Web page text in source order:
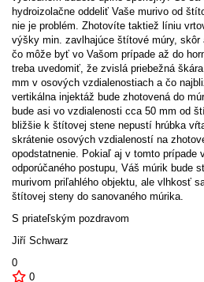
hydroizolačne oddeliť Vaše murivo od
nie je problém. Zhotovíte taktiež líniu
výšky min. zavlhajúce štítové múry, skôr
čo môže byť vo Vašom prípade až do
treba uvedomiť, že zvislá priebežná
mm v osových vzdialenostiach a čo
vertikálna injektáž bude zhotovená do
bude asi vo vzdialenosti cca 50 mm od
bližšie k štítovej stene nepustí hrúbka
skrátenie osových vzdialeností na
opodstatnenie. Pokiaľ aj v tomto prípade
odporúčaného postupu, Váš múrik bude
murivom priľahlého objektu, ale vlhkosť
štítovej steny do sanovaného múrika.
S priateľským pozdravom
Jiří Schwarz
0
0